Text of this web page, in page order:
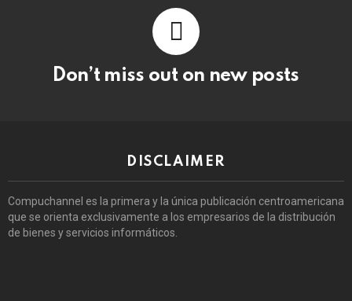
Don’t miss out on new posts
DISCLAIMER
Compuchannel es la primera y la única publicación centroamericana
que se orienta exclusivamente a los empresarios de la distribución
de bienes y servicios informáticos.